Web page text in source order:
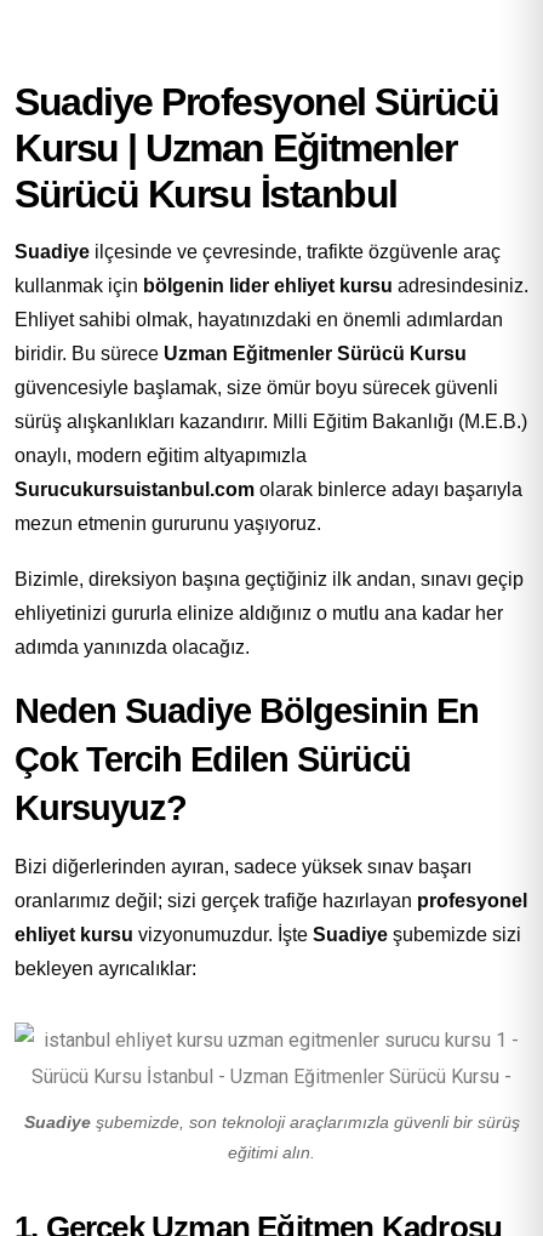
Suadiye Profesyonel Sürücü
Kursu | Uzman Eğitmenler
Sürücü Kursu İstanbul
Suadiye ilçesinde ve çevresinde, trafikte özgüvenle araç
kullanmak için bölgenin lider ehliyet kursu adresindesiniz.
Ehliyet sahibi olmak, hayatınızdaki en önemli adımlardan
biridir. Bu sürece Uzman Eğitmenler Sürücü Kursu
güvencesiyle başlamak, size ömür boyu sürecek güvenli
sürüş alışkanlıkları kazandırır. Milli Eğitim Bakanlığı (M.E.B.)
onaylı, modern eğitim altyapımızla
Surucukursuistanbul.com olarak binlerce adayı başarıyla
mezun etmenin gururunu yaşıyoruz.
Bizimle, direksiyon başına geçtiğiniz ilk andan, sınavı geçip
ehliyetinizi gururla elinize aldığınız o mutlu ana kadar her
adımda yanınızda olacağız.
Neden Suadiye Bölgesinin En
Çok Tercih Edilen Sürücü
Kursuyuz?
Bizi diğerlerinden ayıran, sadece yüksek sınav başarı
oranlarımız değil; sizi gerçek trafiğe hazırlayan profesyonel
ehliyet kursu vizyonumuzdur. İşte Suadiye şubemizde sizi
bekleyen ayrıcalıklar:
Suadiyeşubemizde, son teknoloji araçlarımızla güvenli bir sürüş
eğitimi alın.
1. Gerçek Uzman Eğitmen Kadrosu